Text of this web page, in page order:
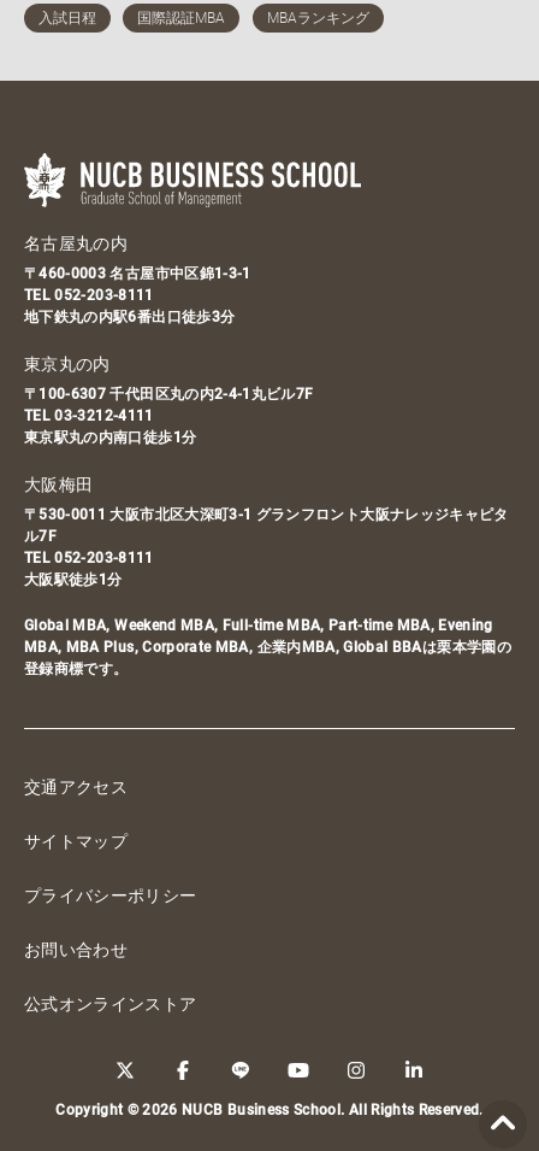
名古屋丸の内
〒460-0003 名古屋市中区錦1-3-1
TEL052-203-8111
地下鉄丸の内駅6番出口徒歩3分
東京丸の内
〒100-6307 千代田区丸の内2-4-1丸ビル7F
TEL03-3212-4111
東京駅丸の内南口徒歩1分
大阪梅田
〒530-0011 大阪市北区大深町3-1 グランフロント大阪ナレッジキャピタ
ル7F
TEL052-203-8111
大阪駅徒歩1分
Global MBA, Weekend MBA, Full-time MBA, Part-time MBA, Evening
MBA, MBA Plus, Corporate MBA, 企業内MBA, Global BBAは栗本学園の
登録商標です。
交通アクセス
サイトマップ
プライバシーポリシー
お問い合わせ
公式オンラインストア
Copyright © 2026 NUCB Business School. All Rights Reserved.